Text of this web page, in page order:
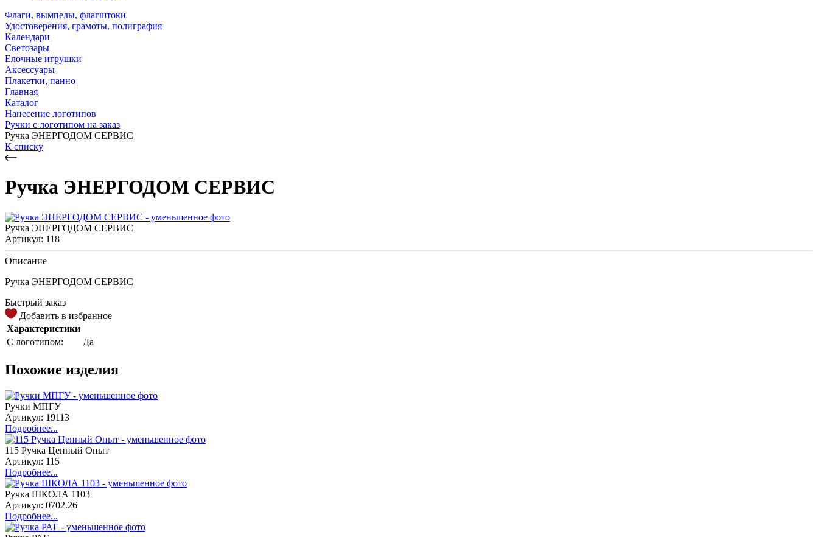
Флаги, вымпелы, флагштоки
Удостоверения, грамоты, полиграфия
Календари
Светозары
Елочные игрушки
Аксессуары
Плакетки, панно
Главная
Каталог
Нанесение логотипов
Ручки с логотипом на заказ
Ручка ЭНЕРГОДОМ СЕРВИС
К списку
Ручка ЭНЕРГОДОМ СЕРВИС
Ручка ЭНЕРГОДОМ СЕРВИС
Артикул: 118
Описание
Ручка ЭНЕРГОДОМ СЕРВИС
Быстрый заказ
Добавить в избранное
Характеристики
С логотипом:
Да
Похожие изделия
Ручки МПГУ
Артикул: 19113
Подробнее...
115 Ручка Ценный Опыт
Артикул: 115
Подробнее...
Ручка ШКОЛА 1103
Артикул: 0702.26
Подробнее...